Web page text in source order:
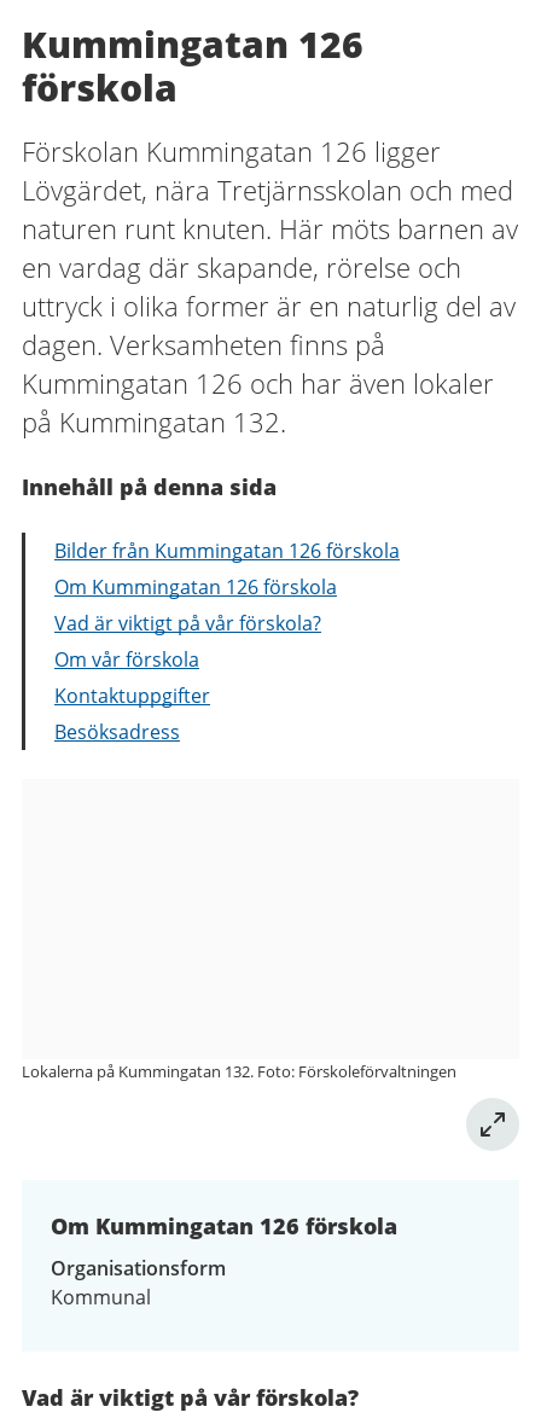
Kummingatan 126
förskola
Förskolan Kummingatan 126 ligger
Lövgärdet, nära Tretjärnsskolan och med
naturen runt knuten. Här möts barnen av
en vardag där skapande, rörelse och
uttryck i olika former är en naturlig del av
dagen. Verksamheten finns på
Kummingatan 126 och har även lokaler
på Kummingatan 132.
Innehåll på denna sida
Bilder från Kummingatan 126 förskola
Om Kummingatan 126 förskola
Vad är viktigt på vår förskola?
Om vår förskola
Kontaktuppgifter
Besöksadress
Lokalerna på Kummingatan 132. Foto: Förskoleförvaltningen
Om Kummingatan 126 förskola
Organisationsform
Kommunal
Vad är viktigt på vår förskola?